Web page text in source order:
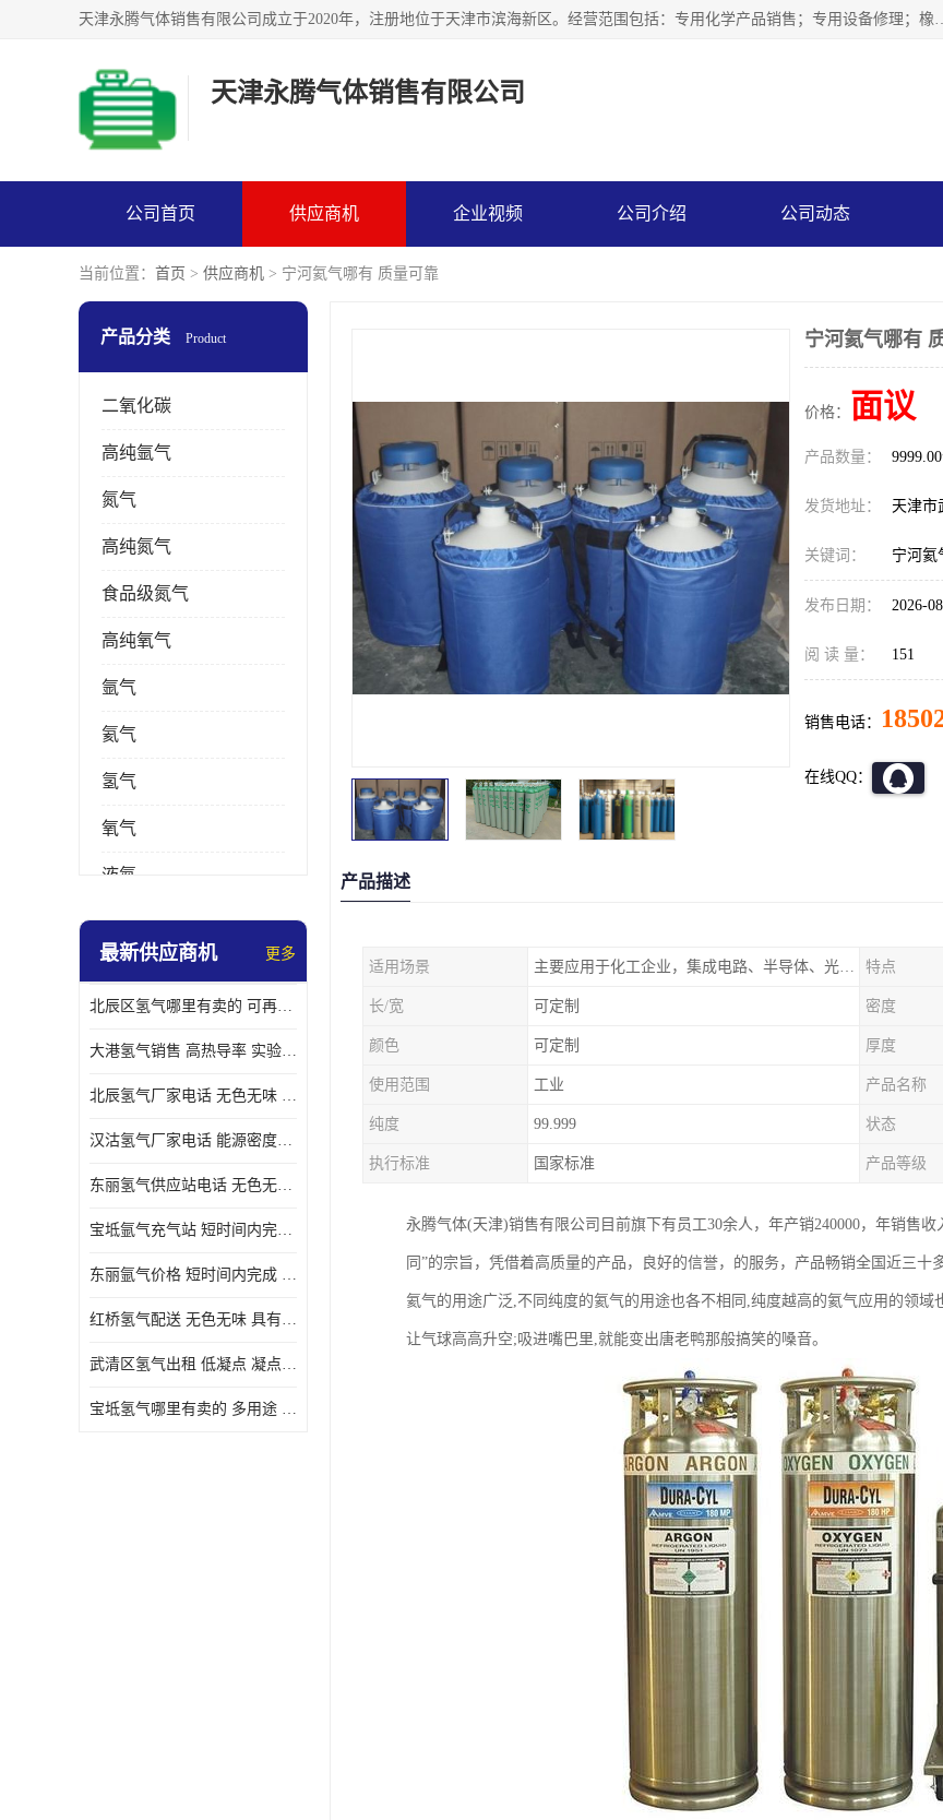
天津永腾气体销售有限公司成立于2020年，注册地位于天津市滨海新区。经营范围包括：专用化学产品销售；专用设备修理；橡胶制品销售；气体压缩机
天津永腾气体销售有限公司
公司首页 供应商机 企业视频 公司介绍 公司动态
当前位置： 首页 > 供应商机 > 宁河氦气哪有 质量可靠
产品分类 Product
二氧化碳
高纯氩气
氮气
高纯氮气
食品级氮气
高纯氧气
氩气
氦气
氢气
氧气
液氮
乙炔
最新供应商机 更多
北辰区氢气哪里有卖的 可再生 实验室应用
大港氢气销售 高热导率 实验室应用
北辰氢气厂家电话 无色无味 凝点为-259
汉沽氢气厂家电话 能源密度高 储存和传输便利
东丽氢气供应站电话 无色无味 储存和传输便利
宝坻氩气充气站 短时间内完成 人员经过培训
东丽氩气价格 短时间内完成 物流管理优良
红桥氢气配送 无色无味 具有较低的密度
武清区氢气出租 低凝点 凝点为-259
宝坻氢气哪里有卖的 多用途 可以在空气中上升
宁河氦气哪有
价格： 面议
产品数量：
发货地址： 天津市
关键词： 宁河氦
发布日期： 2026-
阅 读 量： 151
销售电话：
在线QQ：
产品描述
适用场景 主要应用于化工企业，集成电路、半导体、光伏电池 特点
长/宽 可定制 密度
颜色 可定制 厚度
使用范围 工业 产品名称
纯度 99.999 状态
执行标准 国家标准 产品等级
永腾气体(天津)销售有限公司目前旗下有员工30余人，年产销240000，年销售
同”的宗旨，凭借着高质量的产品，良好的信誉，的服务，产品畅销全国近三十
氦气的用途广泛,不同纯度的氦气的用途也各不相同,纯度越高的氦气应用的领
让气球高高升空;吸进嘴巴里,就能变出唐老鸭那般搞笑的嗓音。